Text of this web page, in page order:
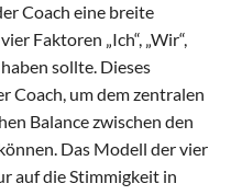
Coach eine breite
Faktoren „Ich“, „Wir“,
haben sollte. Dieses
Coach, um dem zentralen
Balance zwischen den
Das Modell der vier
auf die Stimmigkeit in